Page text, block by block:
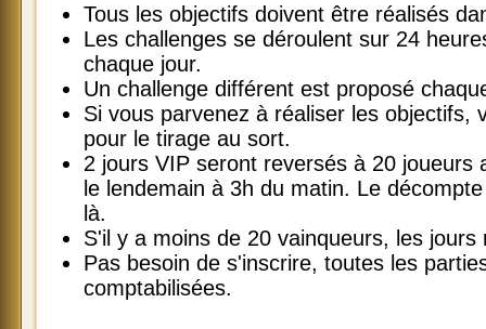
Tous les objectifs doivent être réalisés
Les challenges se déroulent sur 24
chaque jour.
Un challenge différent est proposé
Si vous parvenez à réaliser les objectifs,
pour le tirage au sort.
2 jours VIP seront reversés à 20 joueurs
le lendemain à 3h du matin. Le
là.
S'il y a moins de 20 vainqueurs, les
Pas besoin de s'inscrire, toutes les
comptabilisées.